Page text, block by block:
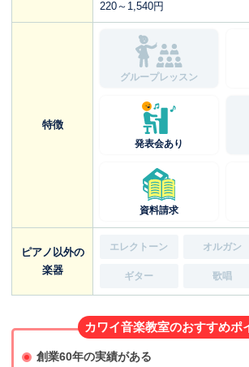
220～1,540円
特徴
グループレッスン
発表会あり
資料請求
ピアノ以外の
楽器
エレクトーン オルガン
ギター 歌唱
カワイ音楽教室のおすすめポ
創業60年の実績がある